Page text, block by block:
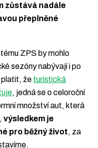
zůstává nadále
přeplněné
ZPS by mohlo
sezóny nabývají i po
platit, že turistická
, jedná se o celoroční
množství aut, která
výsledkem je
pro běžný život, za